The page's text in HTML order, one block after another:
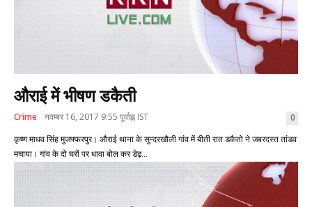
औराई में भीषण डकैती
Crime नवम्बर 16, 2017 9:55 पूर्वाह्न IST 0
कृष्ण माधव सिंह मुजफ्फरपुर। औराई थाना के सुन्दरखौली गांव में बीती रात डकैतो ने जबरदस्त तांडव
मचाया। गांव के दो घरों पर धावा बोल कर डेढ़...